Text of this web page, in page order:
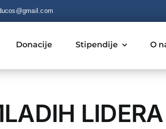
Donacije Stipendije O
LIDERA